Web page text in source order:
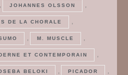
, JOHANNES OLSSON ,
DE LA CHORALE ,
, M. MUSCLE ,
ET CONTEMPORAIN ,
BELOKI , PICADOR ,